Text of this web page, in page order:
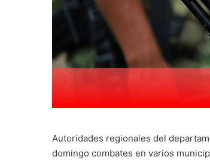
Autoridades regionales del
domingo combates en varios